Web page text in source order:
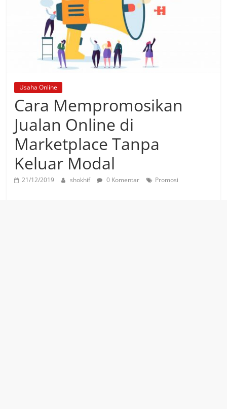
Usaha Online
Cara Mempromosikan
Jualan Online di
Marketplace Tanpa
Keluar Modal
21/12/2019 shokhif 0 Komentar Promosi